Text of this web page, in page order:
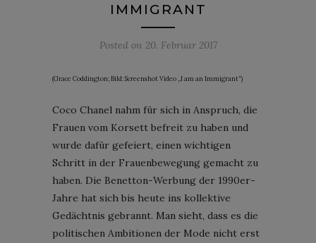
IMMIGRANT
Posted on 20. Februar 2017
(Grace Coddington; Bild: Screenshot Video „I am an Immigrant“)
Coco Chanel nahm für sich in Anspruch, die
Frauen vom Korsett befreit zu haben und
wurde dafür gefeiert, einen wichtigen
Schritt in der Frauenbewegung gemacht zu
haben. Die Benetton-Werbung der 1990er-
Jahre hat sich bis heute ins kollektive
Gedächtnis gebrannt. Man sieht, dass es die
politischen Ambitionen der Mode nicht erst